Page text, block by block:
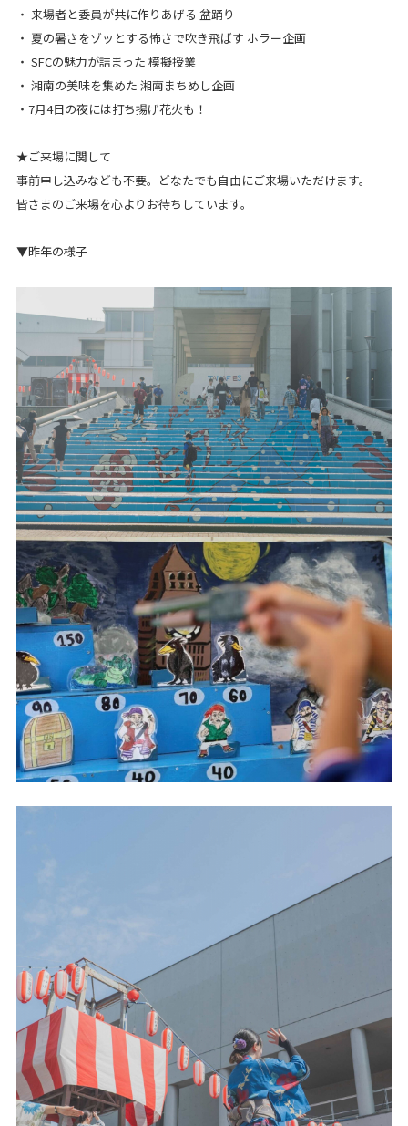
・ 来場者と委員が共に作りあげる 盆踊り
・ 夏の暑さをゾッとする怖さで吹き飛ばす ホラー企画
・ SFCの魅力が詰まった 模擬授業
・ 湘南の美味を集めた 湘南まちめし企画
・7月4日の夜には打ち揚げ花火も！
★ご来場に関して
事前申し込みなども不要。どなたでも自由にご来場いただけます。
皆さまのご来場を心よりお待ちしています。
▼昨年の様子